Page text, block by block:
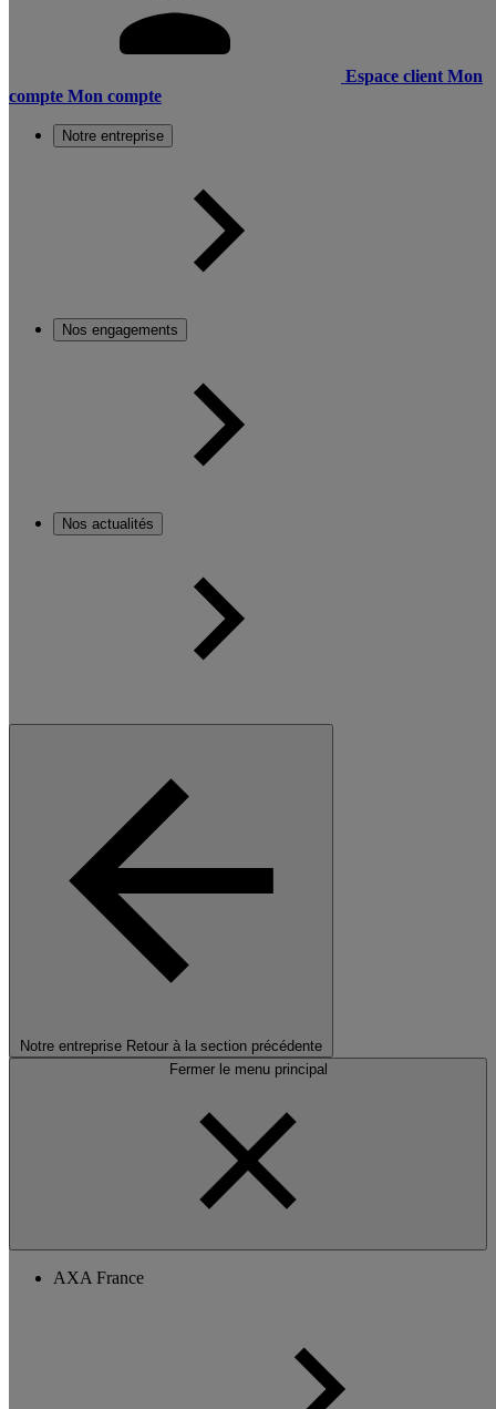
Espace client Mon
compte Mon compte
Notre entreprise
Nos engagements
Nos actualités
Notre entreprise Retour à la section précédente
Fermer le menu principal
AXA France